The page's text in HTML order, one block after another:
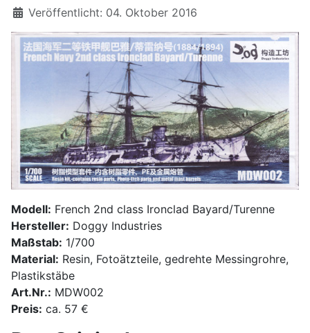
Details
Veröffentlicht: 04. Oktober 2016
Modell: French 2nd class Ironclad Bayard/Turenne
Hersteller: Doggy Industries
Maßstab: 1/700
Material: Resin, Fotoätzteile, gedrehte Messingrohre,
Plastikstäbe
Art.Nr.: MDW002
Preis: ca. 57 €